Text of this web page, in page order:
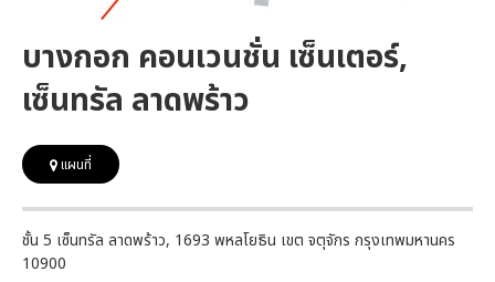
บางกอก คอนเวนชั่น เซ็นเตอร์,
เซ็นทรัล ลาดพร้าว
แผนที่
ชั้น 5 เซ็นทรัล ลาดพร้าว, 1693 พหลโยธิน เขต จตุจักร กรุงเทพมหานคร
10900